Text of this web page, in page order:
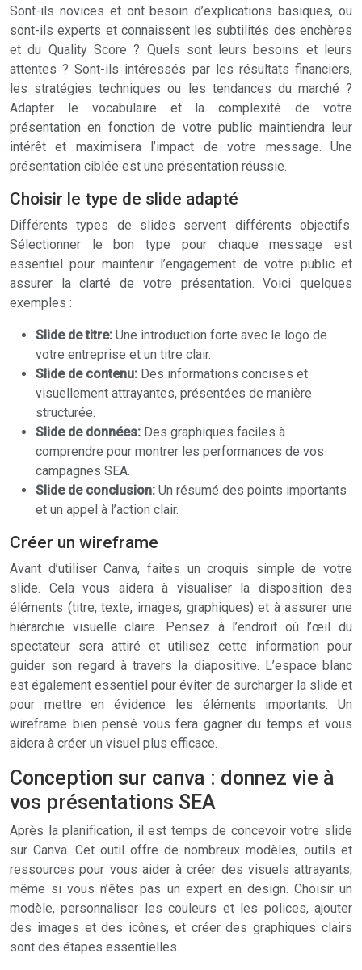
Sont-ils novices et ont besoin d’explications basiques, ou
sont-ils experts et connaissent les subtilités des enchères
et du Quality Score ? Quels sont leurs besoins et leurs
attentes ? Sont-ils intéressés par les résultats financiers,
les stratégies techniques ou les tendances du marché ?
Adapter le vocabulaire et la complexité de votre
présentation en fonction de votre public maintiendra leur
intérêt et maximisera l’impact de votre message. Une
présentation ciblée est une présentation réussie.
Choisir le type de slide adapté
Différents types de slides servent différents objectifs.
Sélectionner le bon type pour chaque message est
essentiel pour maintenir l’engagement de votre public et
assurer la clarté de votre présentation. Voici quelques
exemples :
Slide de titre: Une introduction forte avec le logo de
votre entreprise et un titre clair.
Slide de contenu: Des informations concises et
visuellement attrayantes, présentées de manière
structurée.
Slide de données: Des graphiques faciles à
comprendre pour montrer les performances de vos
campagnes SEA.
Slide de conclusion: Un résumé des points importants
et un appel à l’action clair.
Créer un wireframe
Avant d’utiliser Canva, faites un croquis simple de votre
slide. Cela vous aidera à visualiser la disposition des
éléments (titre, texte, images, graphiques) et à assurer une
hiérarchie visuelle claire. Pensez à l’endroit où l’œil du
spectateur sera attiré et utilisez cette information pour
guider son regard à travers la diapositive. L’espace blanc
est également essentiel pour éviter de surcharger la slide et
pour mettre en évidence les éléments importants. Un
wireframe bien pensé vous fera gagner du temps et vous
aidera à créer un visuel plus efficace.
Conception sur canva : donnez vie à
vos présentations SEA
Après la planification, il est temps de concevoir votre slide
sur Canva. Cet outil offre de nombreux modèles, outils et
ressources pour vous aider à créer des visuels attrayants,
même si vous n’êtes pas un expert en design. Choisir un
modèle, personnaliser les couleurs et les polices, ajouter
des images et des icônes, et créer des graphiques clairs
sont des étapes essentielles.